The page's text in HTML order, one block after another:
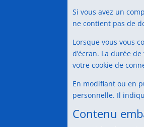
Si vous avez un
ne contient pas de
Lorsque vous vous
d’écran. La durée
votre cookie de
En modifiant ou en
personnelle. Il
Contenu